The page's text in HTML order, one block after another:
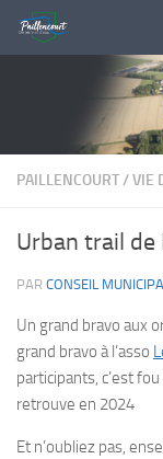
Skip to content
PAILLENCOURT/VIE
Urban trail
PAR CONSEIL
Un grand bravo aux
grand bravo à l’asso
participants, c’est
retrouve en 2024
Et n’oubliez pas,